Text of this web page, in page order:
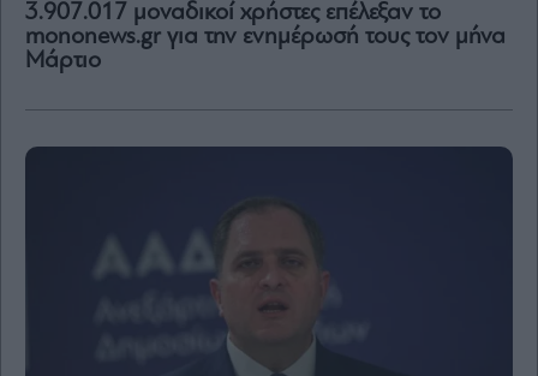
3.907.017 μοναδικοί χρήστες επέλεξαν το
mononews.gr για την ενημέρωσή τους τον μήνα
Μάρτιο